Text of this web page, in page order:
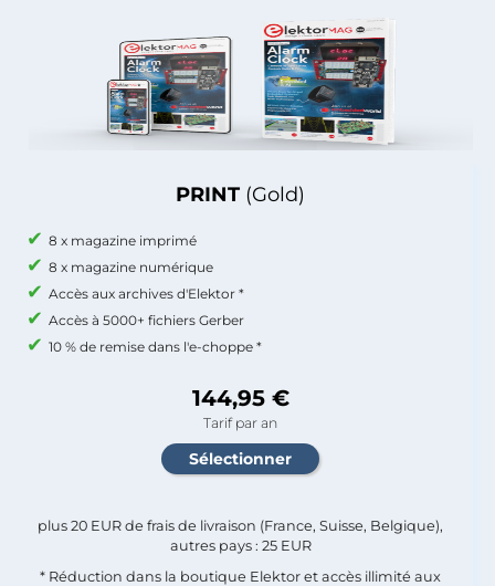
PRINT (Gold)
8 x magazine imprimé
8 x magazine numérique
Accès aux archives d'Elektor *
Accès à 5000+ fichiers Gerber
10 % de remise dans l'e-choppe *
144,95 €
Tarif par an
plus 20 EUR de frais de livraison (France, Suisse, Belgique),
autres pays : 25 EUR
* Réduction dans la boutique Elektor et accès illimité aux